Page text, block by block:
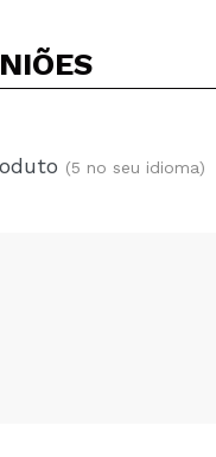
(5 no seu idioma)